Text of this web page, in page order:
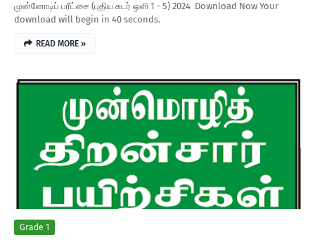
முன்னோடிப் பரீட்சை (புதிய சுடர் ஒளி 1 - 5) 2024 Download Now Your
download will begin in 40 seconds.
READ MORE »
Grade 1